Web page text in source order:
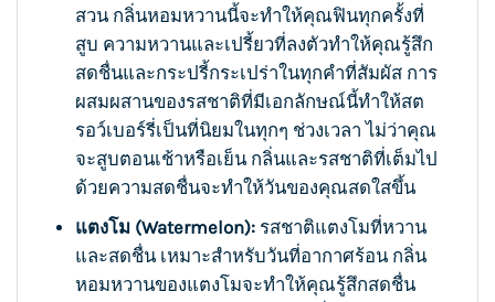
สวน กลิ่นหอมหวานนี้จะทำให้คุณฟินทุกครั้งที่
สูบ ความหวานและเปรี้ยวที่ลงตัวทำให้คุณรู้สึก
สดชื่นและกระปรี้กระเปร่าในทุกคำที่สัมผัส การ
ผสมผสานของรสชาติที่มีเอกลักษณ์นี้ทำให้สต
รอว์เบอร์รี่เป็นที่นิยมในทุกๆ ช่วงเวลา ไม่ว่าคุณ
จะสูบตอนเช้าหรือเย็น กลิ่นและรสชาติที่เต็มไป
ด้วยความสดชื่นจะทำให้วันของคุณสดใสขึ้น
แตงโม (Watermelon):รสชาติแตงโมที่หวาน
และสดชื่น เหมาะสำหรับวันที่อากาศร้อน กลิ่น
หอมหวานของแตงโมจะทำให้คุณรู้สึกสดชื่น